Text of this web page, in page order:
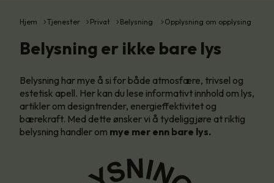
Hjem Tjenester Privat Belysning Opplysning om opplysing
Belysning er ikke bare lys
Belysning har mye å si for både atmosfære, trivsel og
estetisk apell. Her kan du lese informativt innhold om lys,
artikler om designtrender, energieffektivitet og
bærekraft. Med dette ønsker vi å tydeliggjøre at riktig
belysning handler om mye mer enn bare lys.